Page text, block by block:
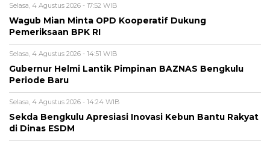
Selasa, 4 Agustus 2026 - 17:52 WIB
Wagub Mian Minta OPD Kooperatif Dukung
Pemeriksaan BPK RI
Selasa, 4 Agustus 2026 - 14:51 WIB
Gubernur Helmi Lantik Pimpinan BAZNAS Bengkulu
Periode Baru
Selasa, 4 Agustus 2026 - 14:24 WIB
Sekda Bengkulu Apresiasi Inovasi Kebun Bantu Rakyat
di Dinas ESDM